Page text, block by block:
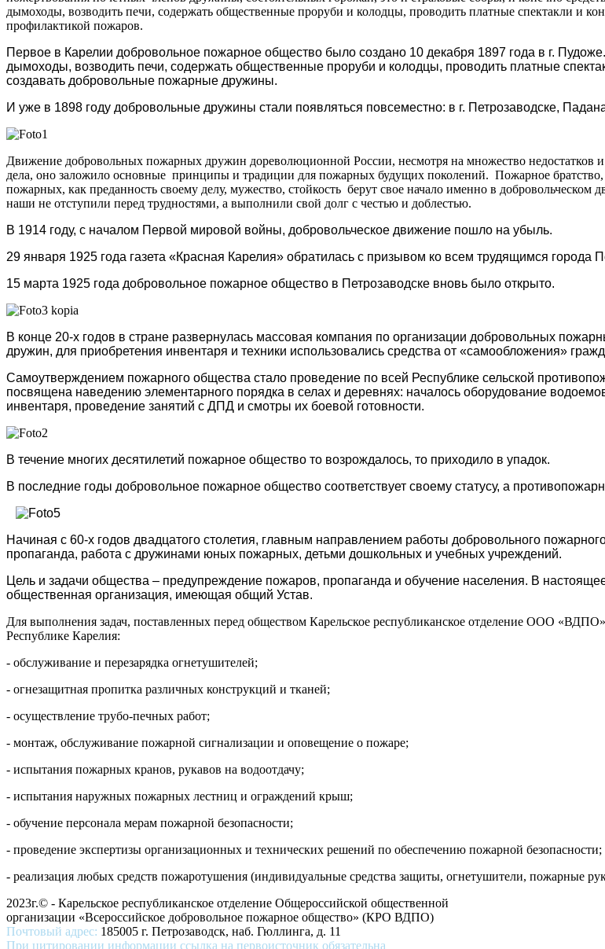
дымоходы, возводить печи, содержать общественные проруби и колодцы, проводить платные спектакли и
профилактикой пожаров.
Первое в Карелии добровольное пожарное общество было создано 10 декабря 1897 года в г.
дымоходы, возводить печи, содержать общественные проруби и колодцы, проводить платные
создавать добровольные пожарные дружины.
И уже в 1898 году добровольные дружины стали появляться повсеместно: в г. Петрозаводске,
Движение добровольных пожарных дружин дореволюционной России, несмотря на множество недостатков
дела, оно заложило основные принципы и традиции для пожарных будущих поколений. Пожарное братство,
пожарных, как преданность своему делу, мужество, стойкость берут свое начало именно в
наши не отступили перед трудностями, а выполнили свой долг с честью и доблестью.
В 1914 году, с началом Первой мировой войны, добровольческое движение пошло на убыль.
29 января 1925 года газета «Красная Карелия» обратилась с призывом ко всем трудящимся города
15 марта 1925 года добровольное пожарное общество в Петрозаводске вновь было открыто.
В конце 20-х годов в стране развернулась массовая компания по организации добровольных
дружин, для приобретения инвентаря и техники использовались средства от «самообложения»
Самоутверждением пожарного общества стало проведение по всей Республике сельской
посвящена наведению элементарного порядка в селах и деревнях: началось оборудование
инвентаря, проведение занятий с ДПД и смотры их боевой готовности.
В течение многих десятилетий пожарное общество то возрождалось, то приходило в упадок.
В последние годы добровольное пожарное общество соответствует своему статусу, а
Начиная с 60-х годов двадцатого столетия, главным направлением работы добровольного
пропаганда, работа с дружинами юных пожарных, детьми дошкольных и учебных учреждений.
Цель и задачи общества – предупреждение пожаров, пропаганда и обучение населения. В
общественная организация, имеющая общий Устав.
Для выполнения задач, поставленных перед обществом Карельское республиканское отделение ООО
Республике Карелия:
- обслуживание и перезарядка огнетушителей;
- огнезащитная пропитка различных конструкций и тканей;
- осуществление трубо-печных работ;
- монтаж, обслуживание пожарной сигнализации и оповещение о пожаре;
- испытания пожарных кранов, рукавов на водоотдачу;
- испытания наружных пожарных лестниц и ограждений крыш;
- обучение персонала мерам пожарной безопасности;
- проведение экспертизы организационных и технических решений по обеспечению пожарной безопасности;
- реализация любых средств пожаротушения (индивидуальные средства защиты, огнетушители, пожарные
2023г.© - Карельское республиканское отделение Общероссийской общественной
организации «Всероссийское добровольное пожарное общество» (КРО ВДПО)
Почтовый адрес: 185005 г. Петрозаводск, наб. Гюллинга, д. 11
При цитировании информации ссылка на первоисточник обязательна